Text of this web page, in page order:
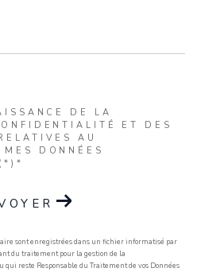
DE LA
ET DES
AU
DONNÉES
sont enregistrées dans un fichier informatisé par
du traitement pour la gestion de la
qui reste Responsable du Traitement de vos Données